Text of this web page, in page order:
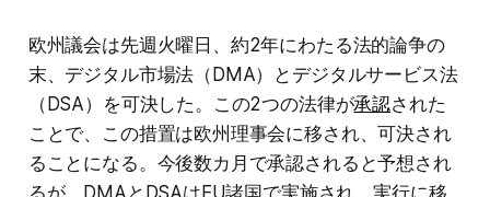
欧州議会は先週火曜日、約2年にわたる法的論争の
末、デジタル市場法（DMA）とデジタルサービス法
（DSA）を可決した。この2つの法律が承認された
ことで、この措置は欧州理事会に移され、可決され
ることになる。今後数カ月で承認されると予想され